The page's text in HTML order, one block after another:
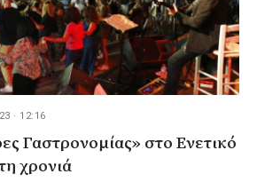
· 12:16
Γαστρονομίας» στο Ενετικό
χρονιά